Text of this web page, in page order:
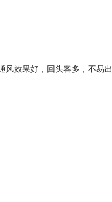
风效果好，回头客多，不易出